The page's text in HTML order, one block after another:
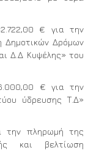
€ για την
Δρόμων
Δ.Δ Κυψέλης» του
€ για την
ύδρευσης Τ.Δ»
την πληρωμή της
και βελτίωση